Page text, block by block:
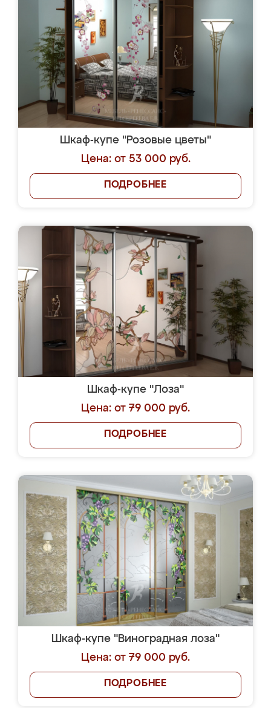
Шкаф-купе "Розовые цветы"
Цена: от 53 000 руб.
ПОДРОБНЕЕ
Шкаф-купе "Лоза"
Цена: от 79 000 руб.
ПОДРОБНЕЕ
Шкаф-купе "Виноградная лоза"
Цена: от 79 000 руб.
ПОДРОБНЕЕ